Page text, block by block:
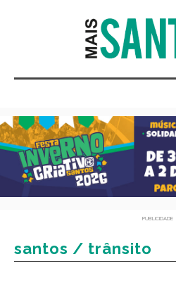
PUBLICIDADE
santos / trânsito